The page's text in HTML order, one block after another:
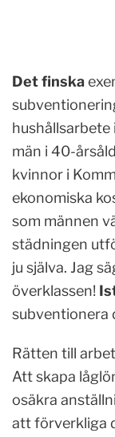
Det finska
män i 40-
kvinnor i
ekonomiska
som männen
städningen
ju själva. Jag
överklassen!
subventionera
Rätten till
Att skapa
osäkra
att förverkliga